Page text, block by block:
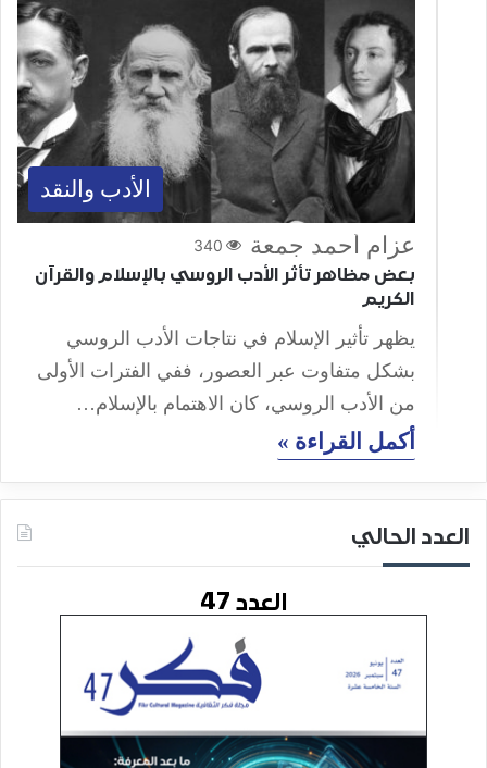
الأدب والنقد
عزام أحمد جمعة 340
بعض مظاهر تأثر الأدب الروسي بالإسلام والقرآن
الكريم
يظهر تأثير الإسلام في نتاجات الأدب الروسي
بشكل متفاوت عبر العصور، ففي الفترات الأولى
من الأدب الروسي، كان الاهتمام بالإسلام…
أكمل القراءة »
العدد الحالي
العدد 47